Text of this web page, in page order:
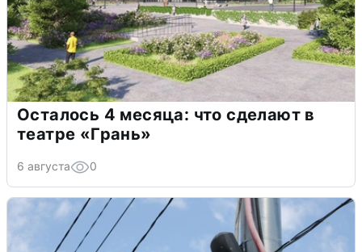
Осталось 4 месяца: что сделают в
театре «Грань»
6 августа 0